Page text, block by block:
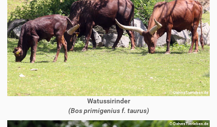
Watussirinder
(Bos primigenius f. taurus)